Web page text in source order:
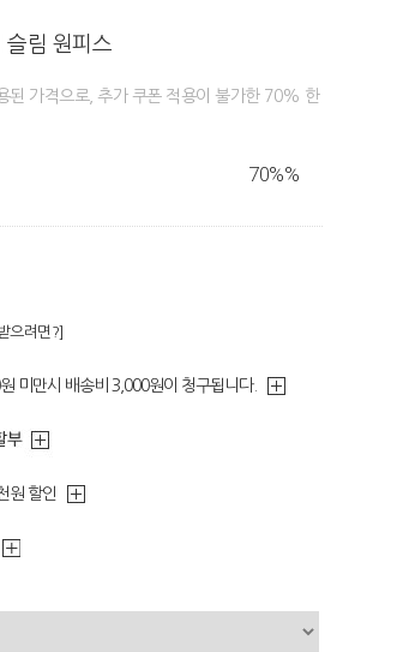
림 원피스
된 가격으로, 추가 쿠폰 적용이 불가한 70% 한
70%%
으려면?]
미만시 배송비 3,000원이 청구됩니다.
원 할인